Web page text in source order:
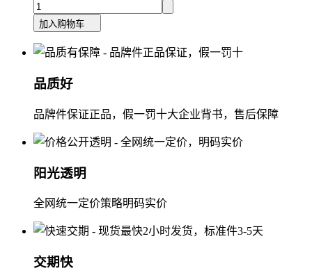
加入购物车
品质好
品牌件保证正品，假一罚十大企业背书，售后保障
阳光透明
全网统一定价策略明码实价
交期快